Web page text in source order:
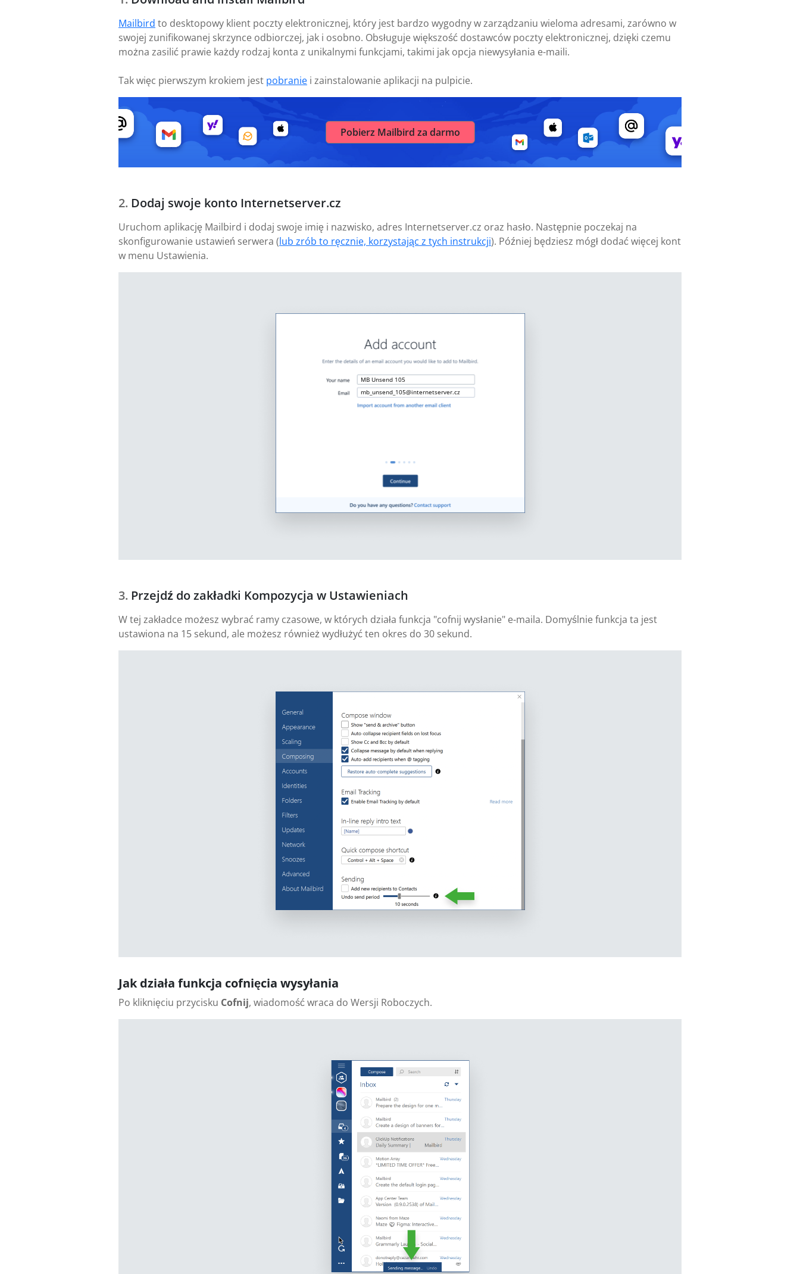
Mailbird to desktopowy klient poczty elektronicznej, który jest bardzo wygodny w zarządzaniu wieloma adresami, zarówno w
swojej zunifikowanej skrzynce odbiorczej, jak i osobno. Obsługuje większość dostawców poczty elektronicznej, dzięki czemu
można zasilić prawie każdy rodzaj konta z unikalnymi funkcjami, takimi jak opcja niewysyłania e-maili.
Tak więc pierwszym krokiem jest pobranie i zainstalowanie aplikacji na pulpicie.
Pobierz Mailbird za darmo
Dodaj swoje konto Internetserver.cz
Uruchom aplikację Mailbird i dodaj swoje imię i nazwisko, adres Internetserver.cz oraz hasło. Następnie poczekaj na
skonfigurowanie ustawień serwera (lub zrób to ręcznie, korzystając z tych instrukcji). Później będziesz mógł dodać więcej kont
w menu Ustawienia.
MB Unsend 105
mb_unsend_105@internetserver.cz
Przejdź do zakładki Kompozycja w Ustawieniach
W tej zakładce możesz wybrać ramy czasowe, w których działa funkcja "cofnij wysłanie" e-maila. Domyślnie funkcja ta jest
ustawiona na 15 sekund, ale możesz również wydłużyć ten okres do 30 sekund.
Jak działa funkcja cofnięcia wysyłania
Po kliknięciu przycisku Cofnij, wiadomość wraca do Wersji Roboczych.